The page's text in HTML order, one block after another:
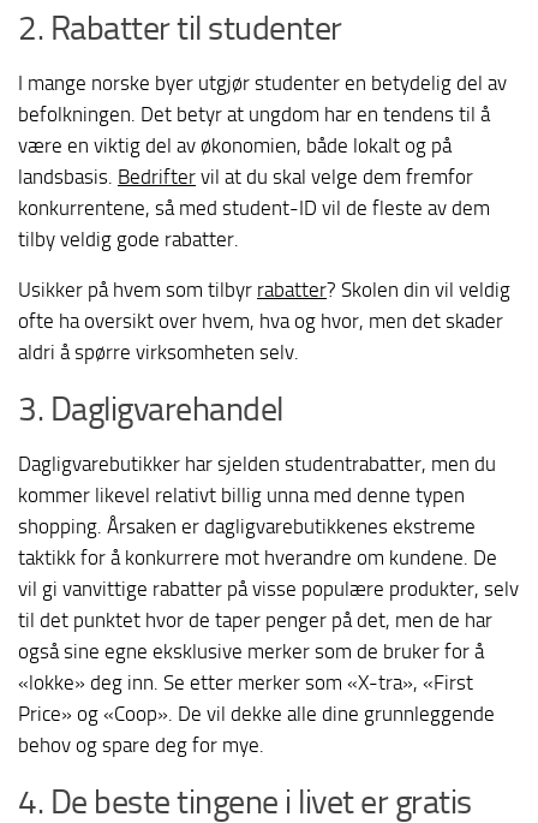
2. Rabatter til studenter
I mange norske byer utgjør studenter en betydelig del av
befolkningen. Det betyr at ungdom har en tendens til å
være en viktig del av økonomien, både lokalt og på
landsbasis. Bedrifter vil at du skal velge dem fremfor
konkurrentene, så med student-ID vil de fleste av dem
tilby veldig gode rabatter.
Usikker på hvem som tilbyr rabatter? Skolen din vil veldig
ofte ha oversikt over hvem, hva og hvor, men det skader
aldri å spørre virksomheten selv.
3. Dagligvarehandel
Dagligvarebutikker har sjelden studentrabatter, men du
kommer likevel relativt billig unna med denne typen
shopping. Årsaken er dagligvarebutikkenes ekstreme
taktikk for å konkurrere mot hverandre om kundene. De
vil gi vanvittige rabatter på visse populære produkter, selv
til det punktet hvor de taper penger på det, men de har
også sine egne eksklusive merker som de bruker for å
«lokke» deg inn. Se etter merker som «X-tra», «First
Price» og «Coop». De vil dekke alle dine grunnleggende
behov og spare deg for mye.
4. De beste tingene i livet er gratis